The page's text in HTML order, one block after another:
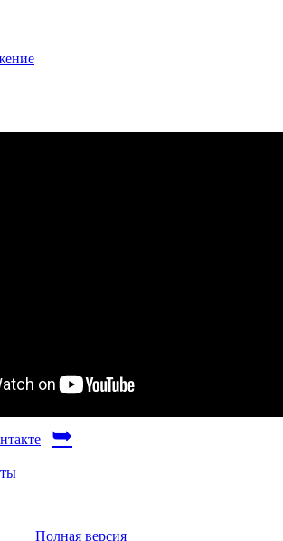
➥
Полная версия